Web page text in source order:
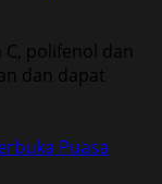
polifenol dan
dan dapat
Puasa